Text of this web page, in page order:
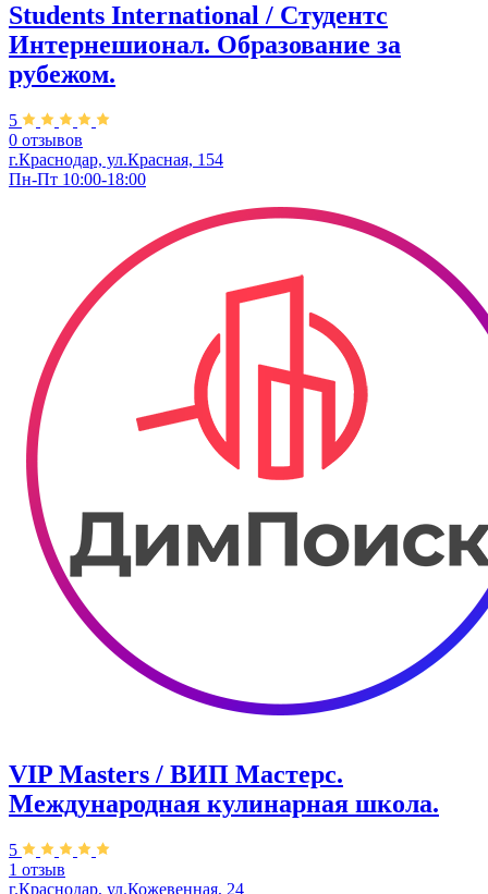
Students International / Студентс
Интернешионал. Образование за
рубежом.
5
0 отзывов
г.Краснодар, ул.Красная, 154
Пн-Пт 10:00-18:00
VIP Masters / ВИП Мастерс.
Международная кулинарная школа.
5
1 отзыв
г.Краснодар, ул.Кожевенная, 24